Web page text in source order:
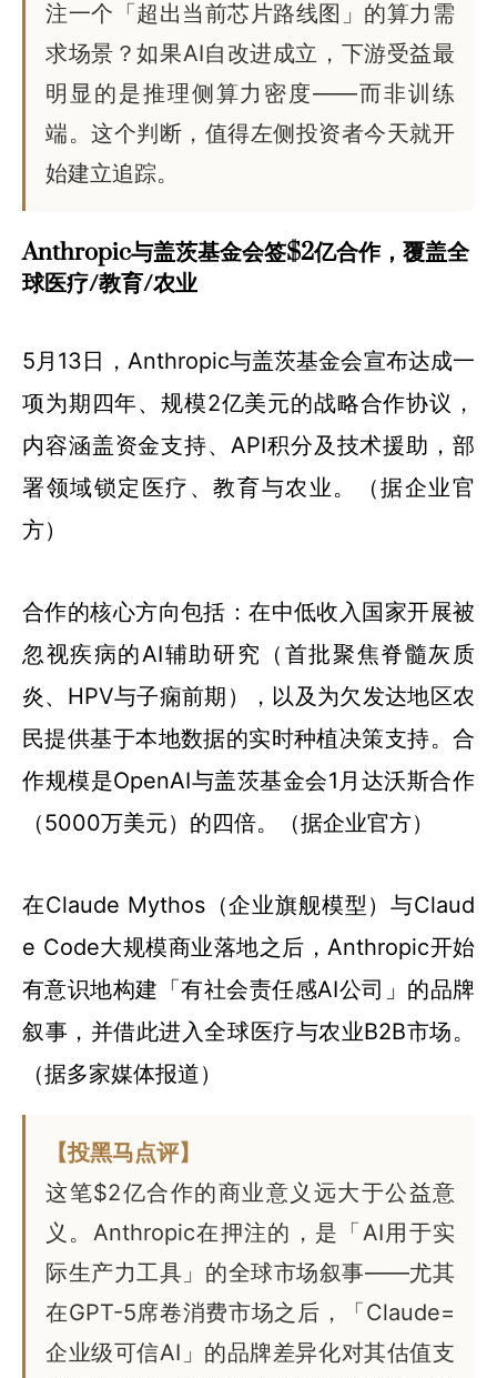
注一个「超出当前芯片路线图」的算力需
求场景？如果AI自改进成立，下游受益最
明显的是推理侧算力密度——而非训练
端。这个判断，值得左侧投资者今天就开
始建立追踪。
Anthropic与盖茨基金会签$2亿合作，覆盖全
球医疗/教育/农业
5月13日，Anthropic与盖茨基金会宣布达成一
项为期四年、规模2亿美元的战略合作协议，
内容涵盖资金支持、API积分及技术援助，部
署领域锁定医疗、教育与农业。（据企业官
方）
合作的核心方向包括：在中低收入国家开展被
忽视疾病的AI辅助研究（首批聚焦脊髓灰质
炎、HPV与子痫前期），以及为欠发达地区农
民提供基于本地数据的实时种植决策支持。合
作规模是OpenAI与盖茨基金会1月达沃斯合作
（5000万美元）的四倍。（据企业官方）
在Claude Mythos（企业旗舰模型）与Claud
e Code大规模商业落地之后，Anthropic开始
有意识地构建「有社会责任感AI公司」的品牌
叙事，并借此进入全球医疗与农业B2B市场。
（据多家媒体报道）
【投黑马点评】
这笔$2亿合作的商业意义远大于公益意
义。Anthropic在押注的，是「AI用于实
际生产力工具」的全球市场叙事——尤其
在GPT-5席卷消费市场之后，「Claude=
企业级可信AI」的品牌差异化对其估值支